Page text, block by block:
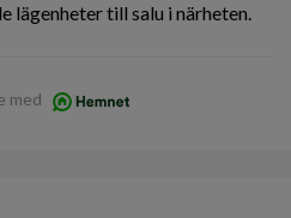
lägenheter till salu i närheten.
med